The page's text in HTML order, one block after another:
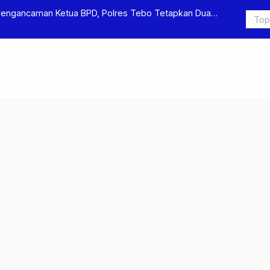
Ketua BPD, Polres Tebo Tetapkan Dua
Polres